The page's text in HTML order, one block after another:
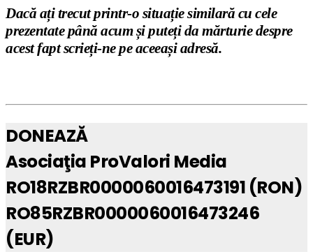
Dacă ați trecut printr-o situație similară cu cele
prezentate până acum și puteți da mărturie despre
acest fapt scrieți-ne pe aceeași adresă.
DONEAZĂ
Asociaţia ProValori Media
RO18RZBR0000060016473191 (RON)
RO85RZBR0000060016473246
(EUR)